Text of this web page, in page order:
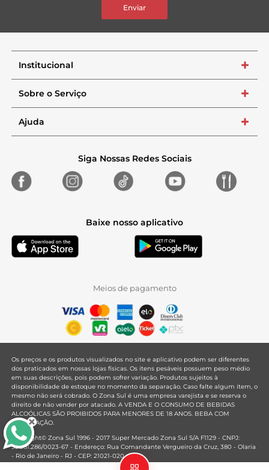
Enviar
Institucional +
Sobre o Serviço +
Ajuda +
Siga Nossas Redes Sociais
Baixe nosso aplicativo
Meios de pagamento
Os preços e os produtos visualizados no site e aplicativo podem ser diferentes
dos praticados em nossas lojas físicas. Os itens pesáveis possuem peso médio
em suas descrições, pois podem sofrer variação. Produtos sujeitos à
disponibilidade de estoque no momento da separação. Caso falte algum item, o
mesmo não será cobrado. O Zona Sul é uma empresa varejista e se reserva o
direito de não vender por atacado. A VENDA E O CONSUMO DE BEBIDAS
ALCOÓLICAS SÃO PROIBIDOS PARA MENORES DE 18 ANOS. BEBA COM
MODERAÇÃO.
Copyright© Zona Sul 1996 - 2017 Super Mercado Zona Sul S/A F1129 - CNPJ:
33.381.286/0023-67 - Endereço: Rua Comandante Vergueiro da Cruz, 380 - Olaria
- Rio de Janeiro - RJ - CEP: 21021-020